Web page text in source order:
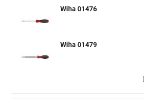
Wiha 01476
Wiha 01479